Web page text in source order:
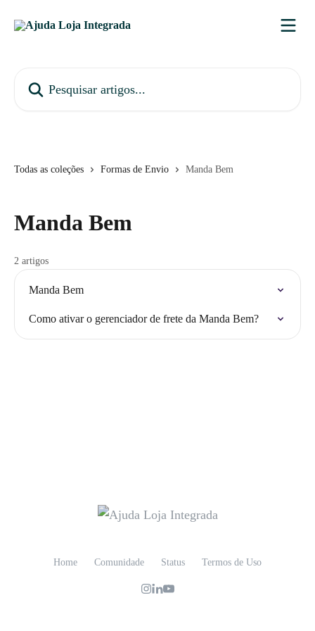
Todas as coleções Formas de Envio Manda Bem
Manda Bem
2 artigos
Manda Bem
Como ativar o gerenciador de frete da Manda Bem?
Home Comunidade Status Termos de Uso